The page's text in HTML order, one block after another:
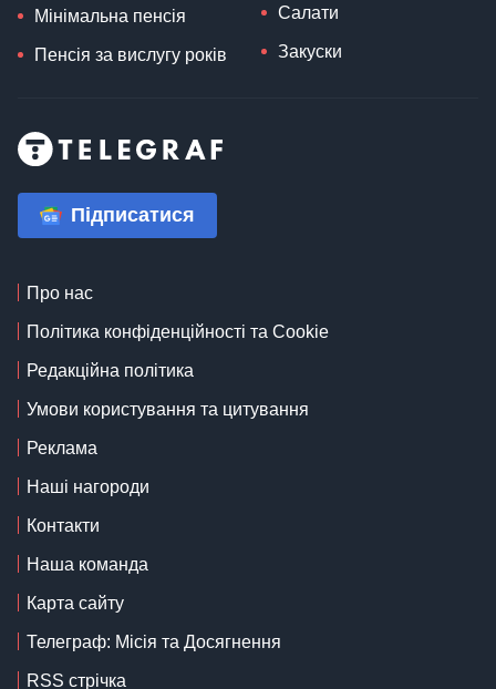
Мінімальна пенсія
Пенсія за вислугу років
Салати
Закуски
Підписатися
Про нас
Політика конфіденційності та Cookie
Редакційна політика
Умови користування та цитування
Реклама
Наші нагороди
Контакти
Наша команда
Карта сайту
Телеграф: Місія та Досягнення
RSS стрічка